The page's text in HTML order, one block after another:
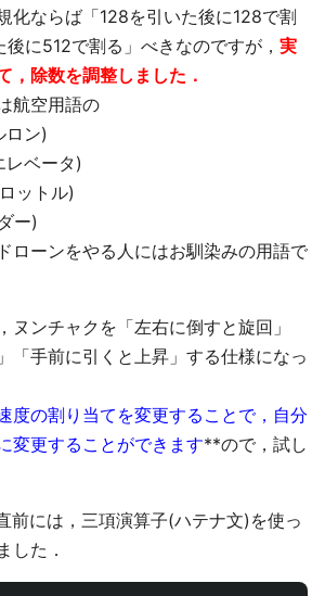
化ならば「128を引いた後に128で割
に512で割る」べきなのですが， 実
，除数を調整しました．
航空用語の
ロン)
レベータ)
ットル)
ー)
ローンをやる人にはお馴染みの用語で
ヌンチャクを「左右に倒すと旋回」
「手前に引くと上昇」する仕様になっ
度の割り当てを変更することで，自分
変更することができます**ので，試し
前には，三項演算子(ハテナ文)を使っ
した．